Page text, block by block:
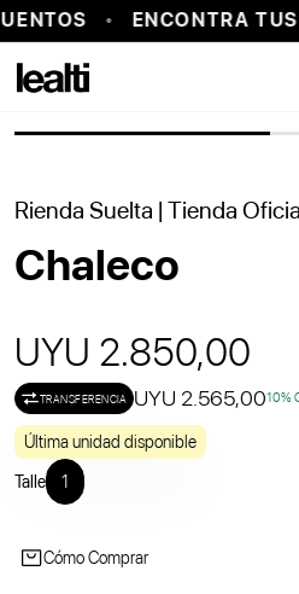
ENCONTRA
PROBADOR VIRTUAL
Rienda Suelta | Tienda
Chaleco
UYU 2.850,00
TRANSFERENCIA UYU 2.565,0010%
Última unidad disponible
Talle 1
Cómo Comprar